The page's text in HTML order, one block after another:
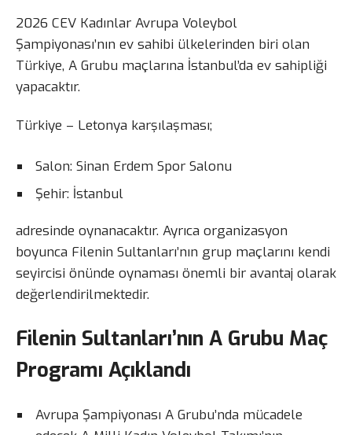
2026 CEV Kadınlar Avrupa Voleybol
Şampiyonası’nın ev sahibi ülkelerinden biri olan
Türkiye, A Grubu maçlarına İstanbul’da ev sahipliği
yapacaktır.
Türkiye – Letonya karşılaşması;
Salon: Sinan Erdem Spor Salonu
Şehir: İstanbul
adresinde oynanacaktır. Ayrıca organizasyon
boyunca Filenin Sultanları’nın grup maçlarını kendi
seyircisi önünde oynaması önemli bir avantaj olarak
değerlendirilmektedir.
Filenin Sultanları’nın A Grubu Maç
Programı Açıklandı
Avrupa Şampiyonası A Grubu’nda mücadele